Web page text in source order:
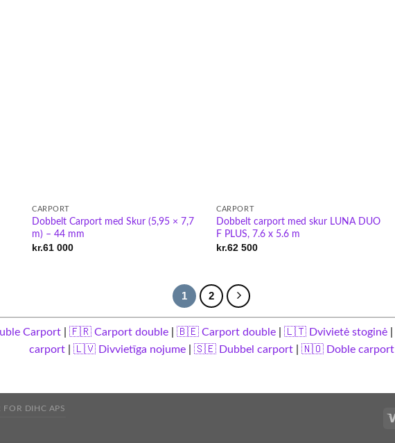
CARPORT
Dobbelt Carport med Skur (5,95 × 7,7
m) – 44 mm
kr.61 000
CARPORT
Dobbelt carport med skur LUNA DUO
F PLUS, 7.6 x 5.6 m
kr.62 500
1 2
Carport 🇫🇷 Carport double 🇧🇪 Carport double 🇱🇹 Dvivietė stoginė
carport
🇱🇻 Divvietīga nojume 🇸🇪 Dubbel carport 🇳🇴 Doble carport
FOR DIHC APS